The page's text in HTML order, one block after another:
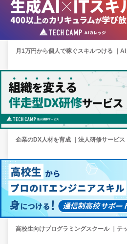
月1万円から個人で稼ぐスキルつける ｜
企業のDX人材を育成 ｜法人研修サービス
高校生向けプログラミングスクール ｜テ